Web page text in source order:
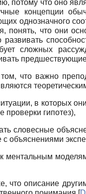
потому что оно
концепции
однозначного
понять, что они
сложных
что важно
в которых
проверки гипотез),
словесные
с объяснениями
ментальным
что описание